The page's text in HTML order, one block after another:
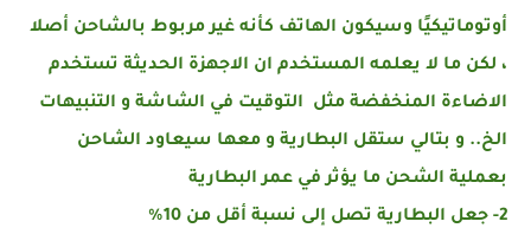
أوتوماتيكيًا وسيكون الهاتف كأنه غير مربوط بالشاحن أصلا
، لكن ما لا يعلمه المستخدم ان الاجهزة الحديثة تستخدم
الاضاءة المنخفضة مثل التوقيت في الشاشة و التنبيهات
الخ.. و بتالي ستقل البطارية و معها سيعاود الشاحن
بعملية الشحن ما يؤثر في عمر البطارية
2- جعل البطارية تصل إلى نسبة أقل من 10%